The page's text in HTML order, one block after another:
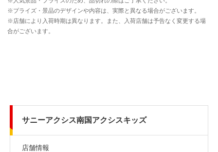
サニーアクシス南国アクシスキッズ
店舗情報